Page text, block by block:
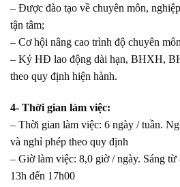
– Được đào tạo về chuyên môn,
tận tâm;
– Cơ hội nâng cao trình độ chuyên
– Ký HĐ lao động dài hạn, BHXH,
theo quy định hiện hành.
4- Thời gian làm việc:
– Thời gian làm việc: 6 ngày / tuần.
và nghỉ phép theo quy định
– Giờ làm việc: 8,0 giờ / ngày. Sáng
13h đến 17h00